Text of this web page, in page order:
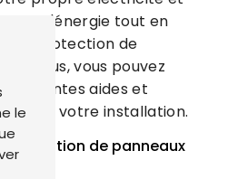
d'énergie tout en
à la protection de
De plus, vous pouvez
différentes aides et
votre installation.
installation de panneaux
le